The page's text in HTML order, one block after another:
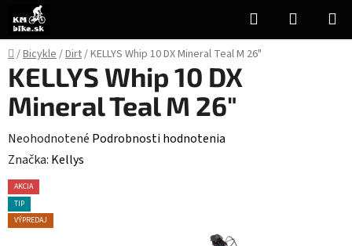
obsah
Hľadať
KOŠÍK
Domov
/Bicykle/Dirt/KELLYS Whip 10 DX Mineral Teal M 26"
KELLYS Whip 10 DX
Mineral Teal M 26"
Priemerné
hodnotenie
produktu
je
0,0
Neohodnotené Podrobnosti hodnotenia
Značka: Kellys
AKCIA
TIP
VÝPREDAJ